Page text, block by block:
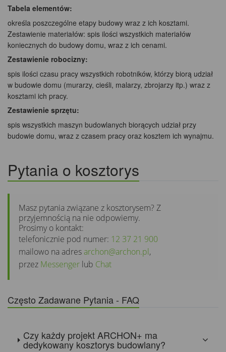
Tabela elementów:
określa poszczególne etapy budowy wraz z ich kosztami.
Zestawienie materiałów: spis ilości wszystkich materiałów
koniecznych do budowy domu, wraz z ich cenami.
Zestawienie robocizny:
spis ilości czasu pracy wszystkich robotników, którzy biorą udział
w budowie domu (murarzy, cieśli, malarzy, zbrojarzy itp.) wraz z
kosztami ich pracy.
Zestawienie sprzętu:
spis wszystkich maszyn budowlanych biorących udział przy
budowie domu, wraz z czasem pracy oraz kosztem ich wynajmu.
Pytania o kosztorys
Masz pytania związane z kosztorysem? Z
przyjemnością na nie odpowiemy.
Prosimy o kontakt:
telefonicznie pod numer: 12 37 21 900
mailowo na adresarchon@archon.pl,
przez Messenger lub Chat
Często Zadawane Pytania - FAQ
Czy każdy projekt ARCHON+ ma
dedykowany kosztorys budowlany?